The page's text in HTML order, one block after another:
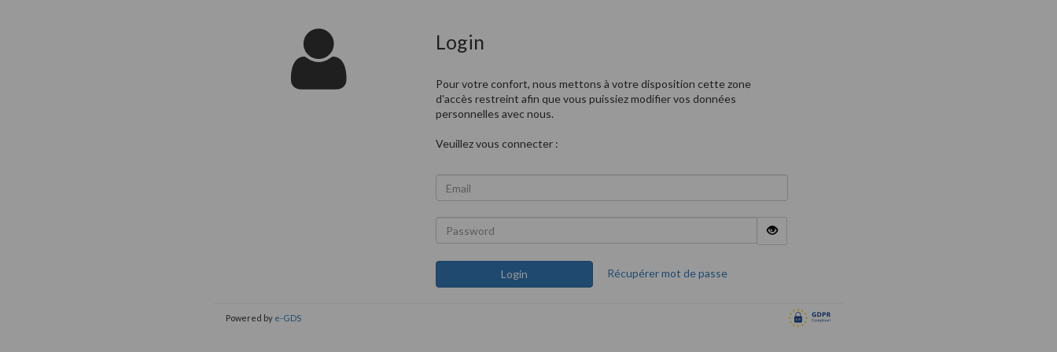
Login
Pour votre confort, nous mettons à votre disposition cette zone
d'accès restreint afin que vous puissiez modifier vos données
personnelles avec nous.
Veuillez vous connecter :
Login Récupérer mot de passe
Powered by e-GDS